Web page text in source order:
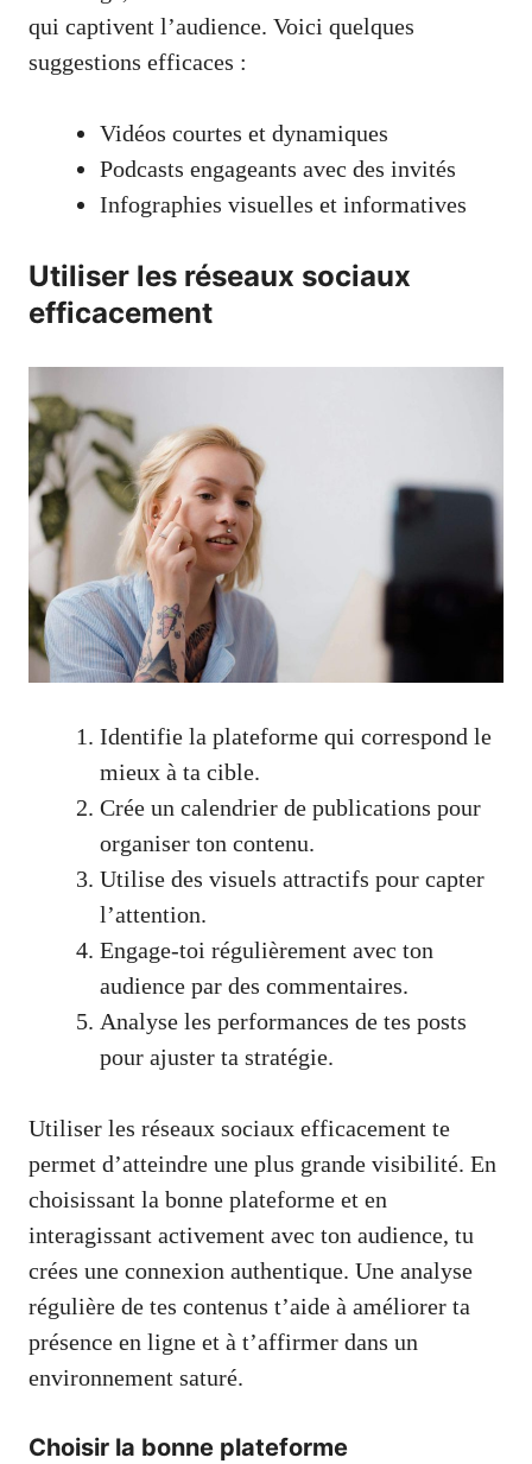
qui captivent l’audience. Voici quelques
suggestions efficaces :
Vidéos courtes et dynamiques
Podcasts engageants avec des invités
Infographies visuelles et informatives
Utiliser les réseaux sociaux
efficacement
Identifie la plateforme qui correspond le
mieux à ta cible.
Crée un calendrier de publications pour
organiser ton contenu.
Utilise des visuels attractifs pour capter
l’attention.
Engage-toi régulièrement avec ton
audience par des commentaires.
Analyse les performances de tes posts
pour ajuster ta stratégie.
Utiliser les réseaux sociaux efficacement te
permet d’atteindre une plus grande visibilité. En
choisissant la bonne plateforme et en
interagissant activement avec ton audience, tu
crées une connexion authentique. Une analyse
régulière de tes contenus t’aide à améliorer ta
présence en ligne et à t’affirmer dans un
environnement saturé.
Choisir la bonne plateforme